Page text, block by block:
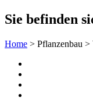
Sie befinden
Home > Pflanzenbau >